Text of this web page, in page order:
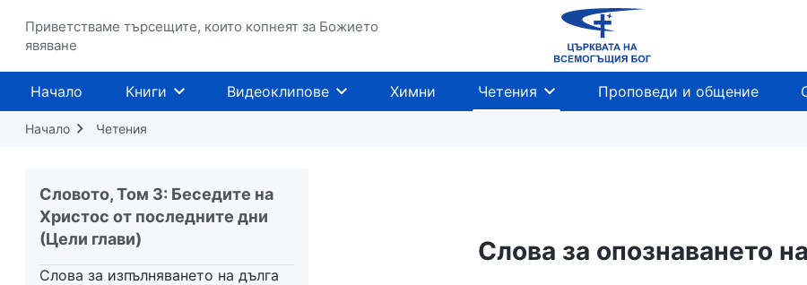
Приветстваме търсещите, които копнеят за Божието
явяване
Начало Книги Видеоклипове Химни Четения Проповеди и общение
Начало Четения
Словото, Том 3: Беседите на
Христос от последните дни
(Цели глави)
Слова за изпълняването на дълга
(Откъс 30)
Слова за изпълняването на дълга
(Откъс 31)
Слова за изпълняването на дълга
(Откъс 33)
Слова за изпълняването на дълга
Слова за опознаването